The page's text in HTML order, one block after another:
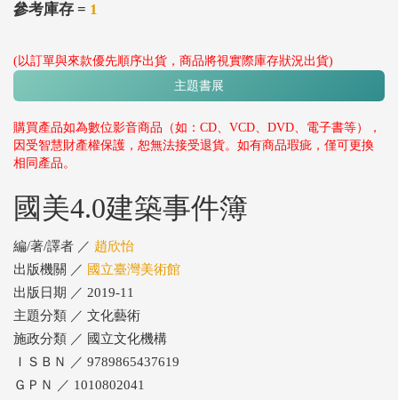
參考庫存 = 1
(以訂單與來款優先順序出貨，商品將視實際庫存狀況出貨)
主題書展
購買產品如為數位影音商品（如：CD、VCD、DVD、電子書等），
因受智慧財產權保護，恕無法接受退貨。如有商品瑕疵，僅可更換
相同產品。
國美4.0建築事件簿
編/著/譯者 ／ 趙欣怡
出版機關 ／ 國立臺灣美術館
出版日期 ／ 2019-11
主題分類 ／ 文化藝術
施政分類 ／ 國立文化機構
ＩＳＢＮ ／ 9789865437619
ＧＰＮ ／ 1010802041